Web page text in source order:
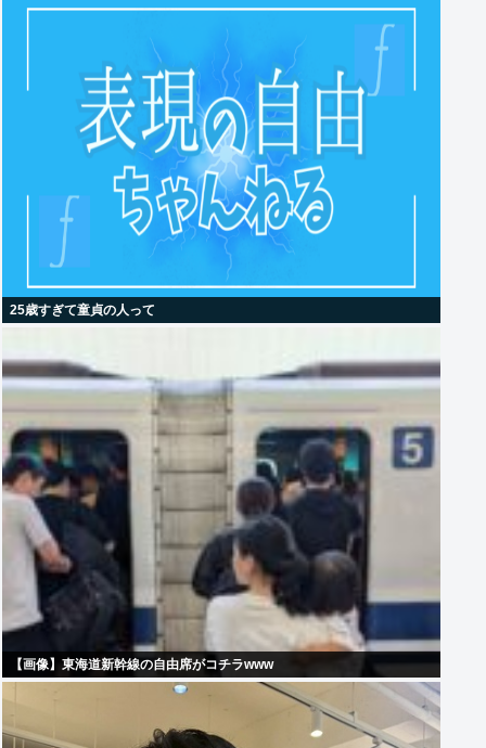
25歳すぎて童貞の人って
【画像】東海道新幹線の自由席がコチラwww